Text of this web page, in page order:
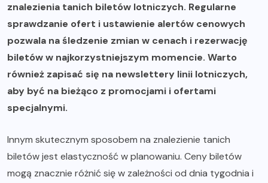
znalezienia tanich biletów lotniczych. Regularne
sprawdzanie ofert i ustawienie alertów cenowych
pozwala na śledzenie zmian w cenach i rezerwację
biletów w najkorzystniejszym momencie. Warto
również zapisać się na newslettery linii lotniczych,
aby być na bieżąco z promocjami i ofertami
specjalnymi.
Innym skutecznym sposobem na znalezienie tanich
biletów jest elastyczność w planowaniu. Ceny biletów
mogą znacznie różnić się w zależności od dnia tygodnia i